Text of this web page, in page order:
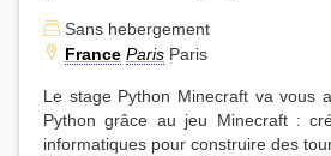
Sans hebergement
France Paris Paris
Le stage Python Minecraft va vous
Python grâce au jeu Minecraft :
informatiques pour construire des